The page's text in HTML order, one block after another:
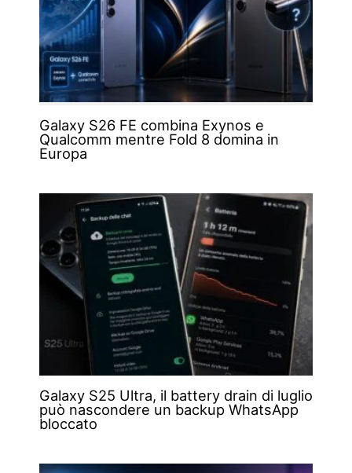
Galaxy S26 FE combina Exynos e
Qualcomm mentre Fold 8 domina in
Europa
Galaxy S25 Ultra, il battery drain di luglio
può nascondere un backup WhatsApp
bloccato